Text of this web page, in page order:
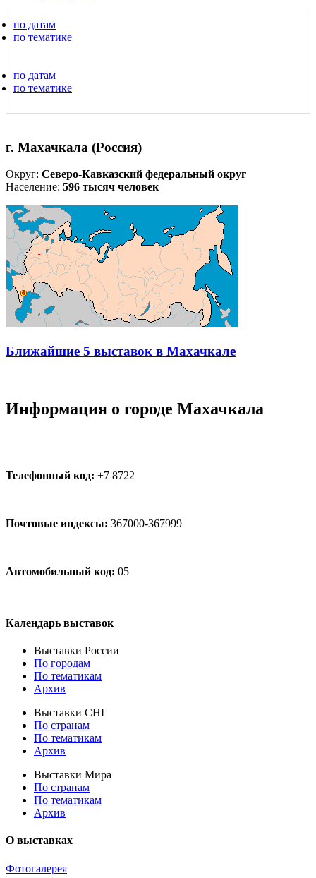
по датам
по тематике
по датам
по тематике
г. Махачкала (Россия)
Округ: Северо-Кавказский федеральный округ
Население: 596 тысяч человек
Ближайшие 5 выставок в Махачкале
Информация о городе Махачкала
Телефонный код: +7 8722
Почтовые индексы: 367000-367999
Автомобильный код: 05
Календарь выставок
Выставки России
По городам
По тематикам
Архив
Выставки СНГ
По странам
По тематикам
Архив
Выставки Мира
По странам
По тематикам
Архив
О выставках
Фотогалерея